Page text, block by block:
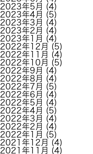
2023年5月
(4)
2023年4月
(5)
2023年3月
(4)
2023年2月
(4)
2023年1月
(4)
2022年12月
(5)
2022年11月
(4)
2022年10月
(5)
2022年9月
(4)
2022年8月
(4)
2022年7月
(5)
2022年6月
(4)
2022年5月
(4)
2022年4月
(5)
2022年3月
(4)
2022年2月
(4)
2022年1月
(5)
2021年12月
(4)
2021年11月
(4)